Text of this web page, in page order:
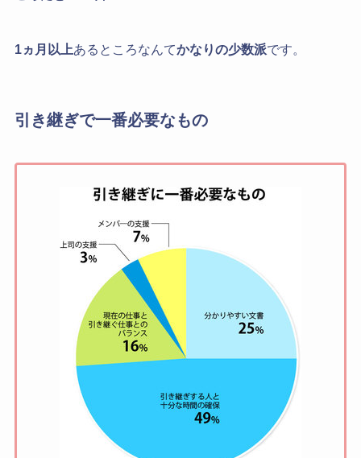
1ヵ月以上あるところなんてかなりの少数派です。
引き継ぎで一番必要なもの